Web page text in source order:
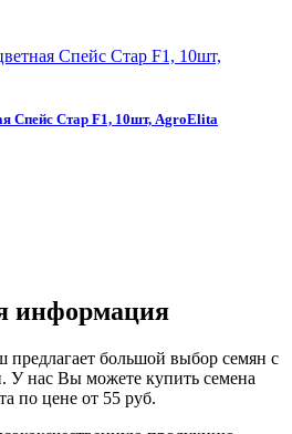
Спейс Стар F1, 10шт, AgroElita
информация
предлагает большой выбор семян с
У нас Вы можете купить семена
по цене от 55 руб.